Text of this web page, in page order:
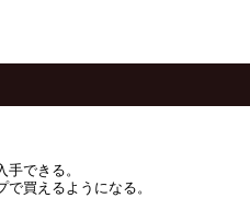
手できる。
買えるようになる。